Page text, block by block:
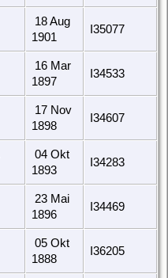
18 Aug
1901
I35077
16 Mar
1897
I34533
17 Nov
1898
I34607
04 Okt
1893
I34283
23 Mai
1896
I34469
05 Okt
1888
I36205